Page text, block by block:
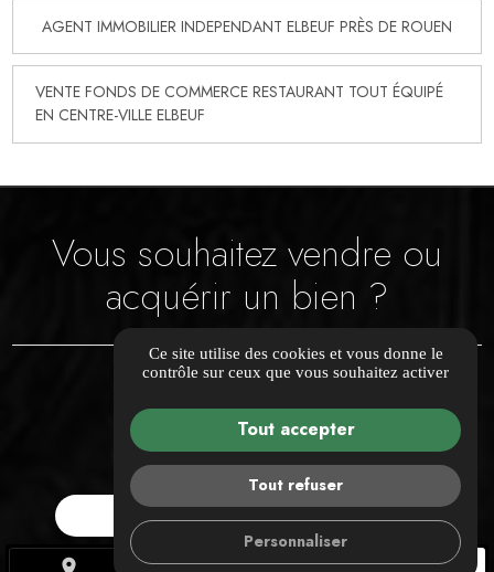
AGENT IMMOBILIER INDEPENDANT ELBEUF PRÈS DE ROUEN
VENTE FONDS DE COMMERCE RESTAURANT TOUT ÉQUIPÉ
EN CENTRE-VILLE ELBEUF
Vous souhaitez vendre ou
acquérir un bien ?
Confiez-nous votre projet
CONTACTEZ-NOUS
place call mail
ESTIMATION GRATUITE
Ce site utilise des cookies et vous donne le
contrôle sur ceux que vous souhaitez activer
Tout accepter
Tout refuser
Personnaliser